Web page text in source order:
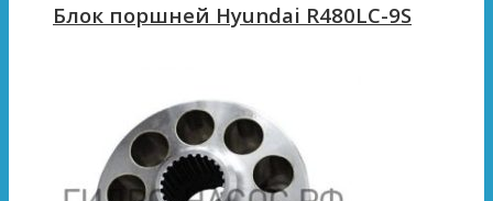
Блок поршней Hyundai R480LC-9S